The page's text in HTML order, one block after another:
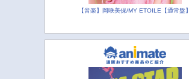
【音楽】岡咲美保/MY ETOILE【通常盤】